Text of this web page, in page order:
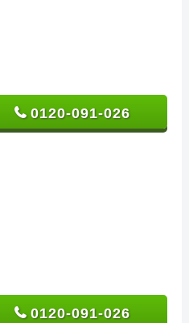
0120-091-026
0120-091-026